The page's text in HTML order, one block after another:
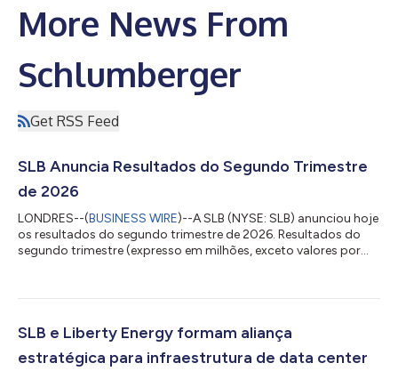
More News From
Schlumberger
Get RSS Feed
SLB Anuncia Resultados do Segundo Trimestre
de 2026
LONDRES--(BUSINESS WIRE)--A SLB (NYSE: SLB) anunciou hoje
os resultados do segundo trimestre de 2026. Resultados do
segundo trimestre (expresso em milhões, exceto valores por
Receita $8.972 $8.721 $8.546 3% 5% Lucro antes dos
de lucro antes dos impostos - base GAAP 11,3% 11,0% 15,0%
38 bps -369 bps Lucro lí...
SLB e Liberty Energy formam aliança
estratégica para infraestrutura de data center